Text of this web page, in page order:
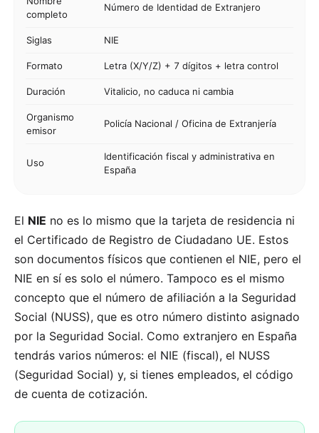
completo
Número de Identidad de Extranjero
Siglas NIE
Formato Letra (X/Y/Z) + 7 dígitos + letra control
Duración Vitalicio, no caduca ni cambia
Organismo
emisor
Policía Nacional / Oficina de Extranjería
Uso
Identificación fiscal y administrativa en
España
El NIE no es lo mismo que la tarjeta de residencia ni
el Certificado de Registro de Ciudadano UE. Estos
son documentos físicos que contienen el NIE, pero el
NIE en sí es solo el número. Tampoco es el mismo
concepto que el número de afiliación a la Seguridad
Social (NUSS), que es otro número distinto asignado
por la Seguridad Social. Como extranjero en España
tendrás varios números: el NIE (fiscal), el NUSS
(Seguridad Social) y, si tienes empleados, el código
de cuenta de cotización.